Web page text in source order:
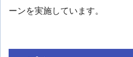
ーンを実施しています。